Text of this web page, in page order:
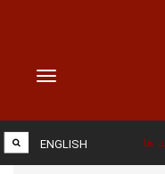
Toggle
ها ENGLISH